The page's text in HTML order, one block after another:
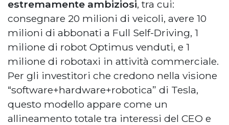
estremamente ambiziosi, tra cui:
consegnare 20 milioni di veicoli, avere 10
milioni di abbonati a Full Self-Driving, 1
milione di robot Optimus venduti, e 1
milione di robotaxi in attività commerciale.
Per gli investitori che credono nella visione
“software+hardware+robotica” di Tesla,
questo modello appare come un
allineamento totale tra interessi del CEO e